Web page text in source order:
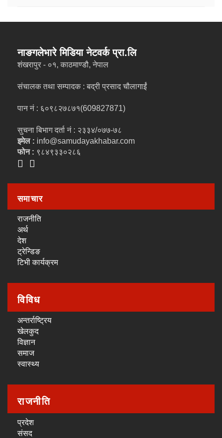
नाङगलेभारे मिडिया नेटवर्क प्रा.लि
शंखरापुर - ०१, काठमाण्डौ, नेपाल
संचालक तथा सम्पादक : बद्री प्रसाद चौलागाईं
पान नं : ६०९८२७८७१(609827871)
सुचना बिभाग दर्ता नं : २३३४/०७७-७८
इमेल : info@samudayakhabar.com
फोन : ९८४९३३०२८६
समाचार
राजनीति
अर्थ
देश
ट्रेन्डिङ
टिभी कार्यक्रम
विविध
अन्तर्राष्ट्रिय
खेलकुद
विज्ञान
समाज
स्वास्थ्य
राजनीति
प्रदेश
संसद